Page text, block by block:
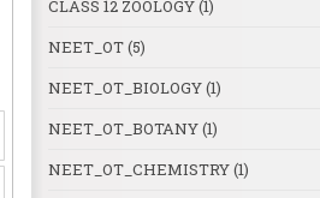
CLASS 12 ZOOLOGY(1)
NEET_OT(5)
NEET_OT_BIOLOGY(1)
NEET_OT_BOTANY(1)
NEET_OT_CHEMISTRY(1)